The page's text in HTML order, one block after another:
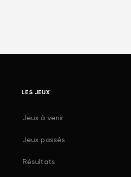
LES JEUX
Jeux à venir
Jeux passés
Résultats